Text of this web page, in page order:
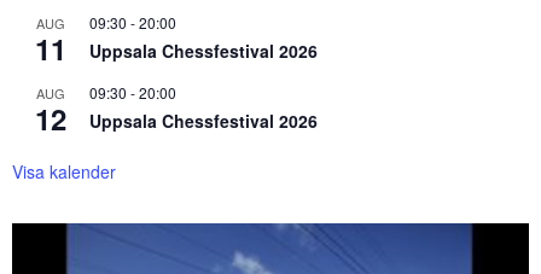
AUG
11
09:30 -20:00
Uppsala Chessfestival 2026
AUG
12
09:30 -20:00
Uppsala Chessfestival 2026
Visa kalender